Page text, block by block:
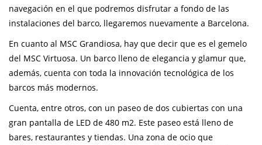
navegación en el que podremos disfrutar a fondo de las
instalaciones del barco, llegaremos nuevamente a Barcelona.
En cuanto al MSC Grandiosa, hay que decir que es el gemelo
del MSC Virtuosa. Un barco lleno de elegancia y glamur que,
además, cuenta con toda la innovación tecnológica de los
barcos más modernos.
Cuenta, entre otros, con un paseo de dos cubiertas con una
gran pantalla de LED de 480 m2. Este paseo está lleno de
bares, restaurantes y tiendas. Una zona de ocio que